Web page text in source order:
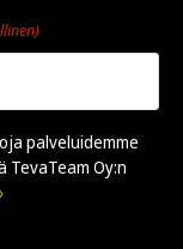
palveluidemme
TevaTeam Oy:n